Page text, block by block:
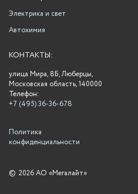
Электрика и свет
Автохимия
КОНТАКТЫ:
улица Мира, 8Б, Люберцы,
Московская область, 140000
Телефон:
+7 (495) 36-36-678
Политика
конфиденциальности
© 2026 АО «Мегалайт»